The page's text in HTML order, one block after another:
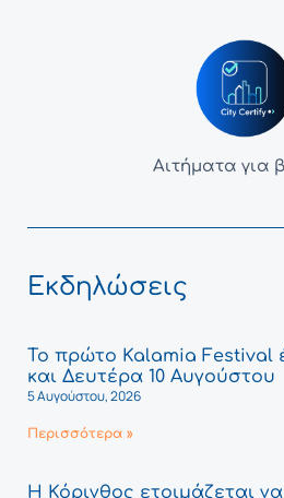
Αιτήματα για
Εκδηλώσεις
Το πρώτο Kalamia Festival
και Δευτέρα 10 Αυγούστου
5 Αυγούστου, 2026
Περισσότερα »
Η Κόρινθος ετοιμάζεται